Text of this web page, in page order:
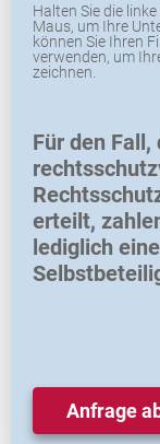
Halten Sie die
Maus, um Ihre
können Sie Ihren
verwenden, um
zeichnen.
Für den Fall,
erteilt,
lediglich
Anfrage